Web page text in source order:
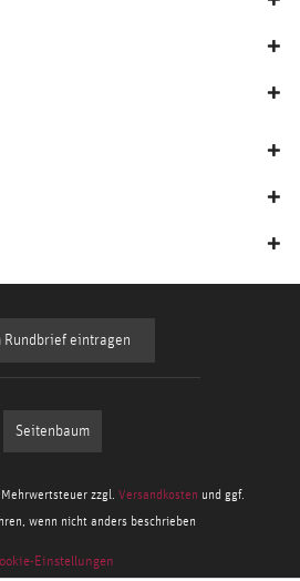
Rundbrief eintragen
Seitenbaum
zzgl. Versandkosten und ggf.
wenn nicht anders beschrieben
Einstellungen